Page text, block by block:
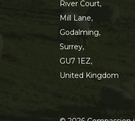
River Court,
Mill Lane,
Godalming,
Surrey,
GU7 1EZ,
United Kingdom